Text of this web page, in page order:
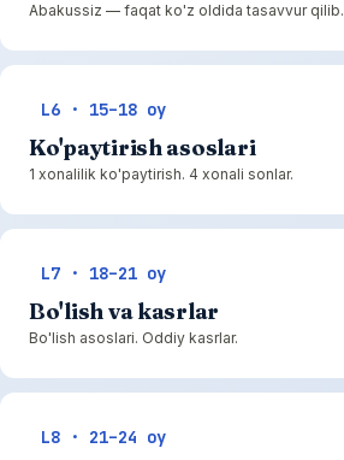
Abakussiz — faqat ko'z oldida tasavvur qilib.
L6 · 15–18 oy
Ko'paytirish asoslari
1 xonalilik ko'paytirish. 4 xonali sonlar.
L7 · 18–21 oy
Bo'lish va kasrlar
Bo'lish asoslari. Oddiy kasrlar.
L8 · 21–24 oy